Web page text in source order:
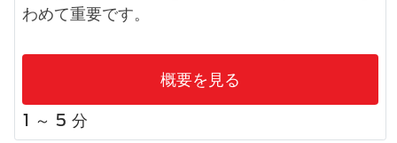
わめて重要です。
概要を見る
1 ～ 5 分